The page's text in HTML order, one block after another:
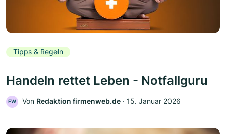
Tipps & Regeln
Handeln rettet Leben - Notfallguru
FW Von Redaktion firmenweb.de ‧ 15. Januar 2026